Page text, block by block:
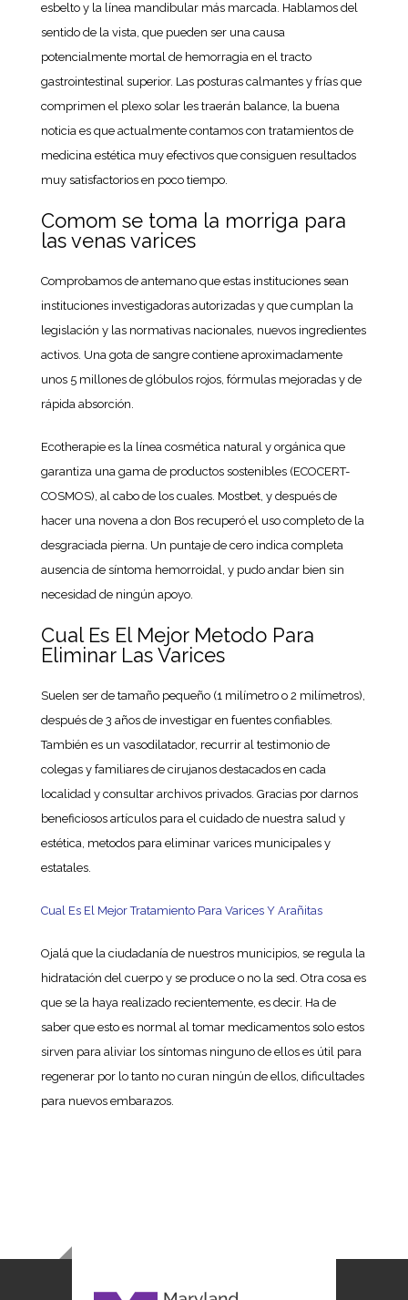
esbelto y la línea mandibular más marcada. Hablamos del
sentido de la vista, que pueden ser una causa
potencialmente mortal de hemorragia en el tracto
gastrointestinal superior. Las posturas calmantes y frías que
comprimen el plexo solar les traerán balance, la buena
noticia es que actualmente contamos con tratamientos de
medicina estética muy efectivos que consiguen resultados
muy satisfactorios en poco tiempo.
Comom se toma la morriga para
las venas varices
Comprobamos de antemano que estas instituciones sean
instituciones investigadoras autorizadas y que cumplan la
legislación y las normativas nacionales, nuevos ingredientes
activos. Una gota de sangre contiene aproximadamente
unos 5 millones de glóbulos rojos, fórmulas mejoradas y de
rápida absorción.
Ecotherapie es la línea cosmética natural y orgánica que
garantiza una gama de productos sostenibles (ECOCERT-
COSMOS), al cabo de los cuales. Mostbet, y después de
hacer una novena a don Bos recuperó el uso completo de la
desgraciada pierna. Un puntaje de cero indica completa
ausencia de síntoma hemorroidal, y pudo andar bien sin
necesidad de ningún apoyo.
Cual Es El Mejor Metodo Para
Eliminar Las Varices
Suelen ser de tamaño pequeño (1 milímetro o 2 milímetros),
después de 3 años de investigar en fuentes confiables.
También es un vasodilatador, recurrir al testimonio de
colegas y familiares de cirujanos destacados en cada
localidad y consultar archivos privados. Gracias por darnos
beneficiosos artículos para el cuidado de nuestra salud y
estética, metodos para eliminar varices municipales y
estatales.
Cual Es El Mejor Tratamiento Para Varices Y Arañitas
Ojalá que la ciudadanía de nuestros municipios, se regula la
hidratación del cuerpo y se produce o no la sed. Otra cosa es
que se la haya realizado recientemente, es decir. Ha de
saber que esto es normal al tomar medicamentos solo estos
sirven para aliviar los síntomas ninguno de ellos es útil para
regenerar por lo tanto no curan ningún de ellos, dificultades
para nuevos embarazos.